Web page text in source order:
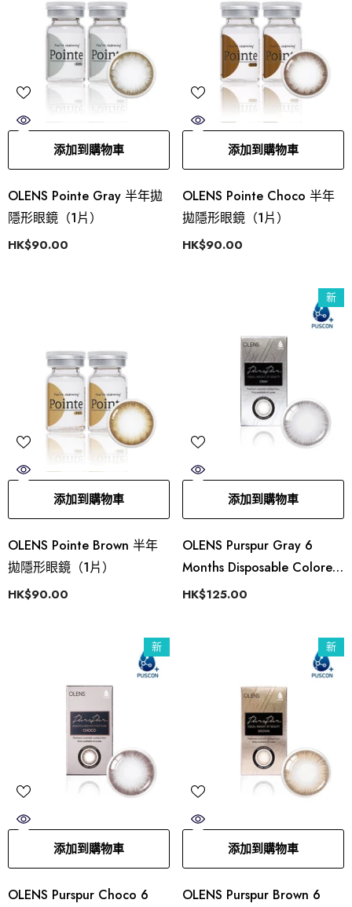
添加到購物車
OLENS Pointe Gray 半年拋
隱形眼鏡（1片）
HK$90.00
添加到購物車
OLENS Pointe Choco 半年
拋隱形眼鏡（1片）
HK$90.00
添加到購物車
OLENS Pointe Brown 半年
拋隱形眼鏡（1片）
HK$90.00
新
添加到購物車
OLENS Purspur Gray 6
Months Disposable Colored
Coontacts (1 Lens)
HK$125.00
新
添加到購物車
OLENS Purspur Choco 6
新
添加到購物車
OLENS Purspur Brown 6